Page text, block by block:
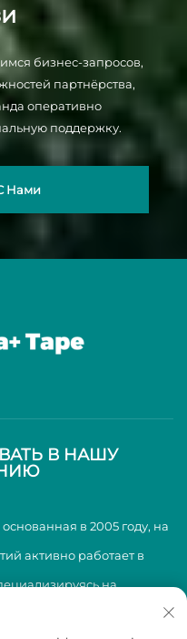
бизнес-запросов,
партнёрства,
оперативно
поддержку.
Нами
В НАШУ
в 2005 году, на
активно работает в
на
клейких лент